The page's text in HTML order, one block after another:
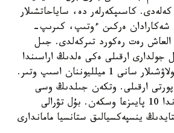
كاسىپكەرلەر دە، ساياحاتشىلار
دا شەكارادان ەركىن ءوتىپ، كىرىپ-
رەت رەكورد تىركەلدى. جىل
جولدارى ارقىلى ەكى ەلدىڭ اراسىندا
ارى-بەرى قاتىناعان جولاۋشىلار سانى 1 ميلليوننان اسىپ وتىر.
پورتى ارقىلى. وتكەن جىلدىڭ وسى
كەزەڭىمەن سالىستىرعاندا 10 پايىزعا وسكەن. بۇل تۋرالى
ينسپەكسيالىق ستانسيا ماماندارى